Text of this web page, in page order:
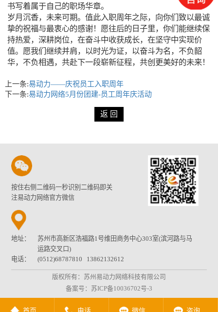
书写着属于自己的职场华章。
岁月沉香，未来可期。值此入职周年之际，向你们致以最诚
挚的祝福与最衷心的感谢！愿往后的日子里，你们能继续保
持热爱，深耕岗位，在奋斗中收获成长，在坚守中实现价
值。愿我们继续并肩，以时光为证，以奋斗为名，不负韶
华，不负相遇，共赴下一段崭新征程，共创更美好的未来！
上一条:易动力——庆祝员工入职周年
下一条:易动力网络5月份团建-员工周年庆活动
按住右侧二维码一秒识别二维码即关
注易动力网络官方微信
地址：
苏州市高新区浩福路1号维田商务中心303室(滨河路与马
运路交叉口)
电话：
(0512)68787810 13862132612
版权所有：苏州易动力网络科技有限公司
备案号： 苏ICP备10036702号-3